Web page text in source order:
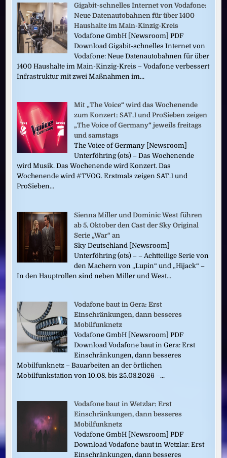
Gigabit-schnelles Internet von Vodafone:
Neue Datenautobahnen für über 1400
Haushalte im Main-Kinzig-Kreis
Vodafone GmbH [Newsroom] PDF
Download Gigabit-schnelles Internet von
Vodafone: Neue Datenautobahnen für über
1400 Haushalte im Main-Kinzig-Kreis – Vodafone verbessert
Infrastruktur mit zwei Maßnahmen im...
Mit „The Voice“ wird das Wochenende
zum Konzert: SAT.1 und ProSieben zeigen
„The Voice of Germany“ jeweils freitags
und samstags
The Voice of Germany [Newsroom]
Unterföhring (ots) – Das Wochenende
wird Musik. Das Wochenende wird Konzert. Das
Wochenende wird #TVOG. Erstmals zeigen SAT.1 und
ProSieben...
Sienna Miller und Dominic West führen
ab 5. Oktober den Cast der Sky Original
Serie „War“ an
Sky Deutschland [Newsroom]
Unterföhring (ots) – – Achtteilige Serie von
den Machern von „Lupin“ und „Hijack“ –
In den Hauptrollen sind neben Miller und West...
Vodafone baut in Gera: Erst
Einschränkungen, dann besseres
Mobilfunknetz
Vodafone GmbH [Newsroom] PDF
Download Vodafone baut in Gera: Erst
Einschränkungen, dann besseres
Mobilfunknetz – Bauarbeiten an der örtlichen
Mobilfunkstation von 10.08. bis 25.08.2026 –...
Vodafone baut in Wetzlar: Erst
Einschränkungen, dann besseres
Mobilfunknetz
Vodafone GmbH [Newsroom] PDF
Download Vodafone baut in Wetzlar: Erst
Einschränkungen, dann besseres